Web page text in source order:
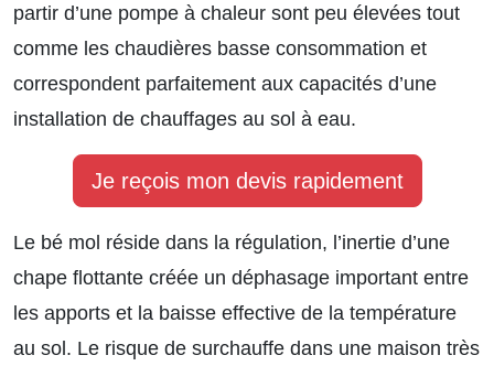
partir d’une pompe à chaleur sont peu élevées tout
comme les chaudières basse consommation et
correspondent parfaitement aux capacités d’une
installation de chauffages au sol à eau.
Je reçois mon devis rapidement
Le bé mol réside dans la régulation, l’inertie d’une
chape flottante créée un déphasage important entre
les apports et la baisse effective de la température
au sol. Le risque de surchauffe dans une maison très